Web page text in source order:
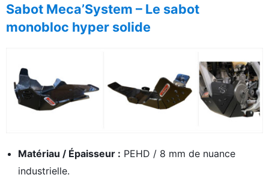
Sabot Meca’System – Le sabot
monobloc hyper solide
Matériau / Épaisseur : PEHD / 8 mm de nuance
industrielle.